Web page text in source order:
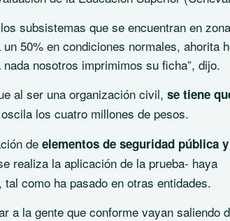
subsistemas que se encuentran en
50% en condiciones normales, ahorita
nosotros imprimimos su ficha”, dijo.
al ser una organización civil, se tiene
los cuatro millones de pesos.
de elementos de seguridad pública y
realiza la aplicación de la prueba- haya
como ha pasado en otras entidades.
a la gente que conforme vayan saliendo